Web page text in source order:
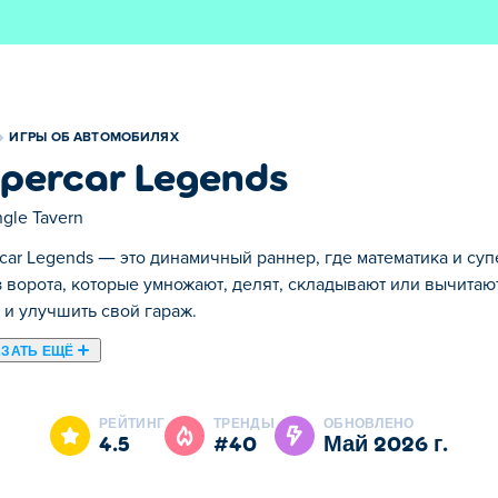
ИГРЫ ОБ АВТОМОБИЛЯХ
Legends
Tavern
Legends — это динамичный раннер, где математика и
ворота, которые умножают, делят, складывают или
и улучшить свой гараж.
ЕЩЁ
где математика и суперкары сталкиваются!
или продолжать пополнять свою коллекцию мечты, и
свои показатели, улучшайте свои
РЕЙТИНГ
4.5
ТРЕНДЫ
#40
ОБНОВЛЕНО
май 2026 г.